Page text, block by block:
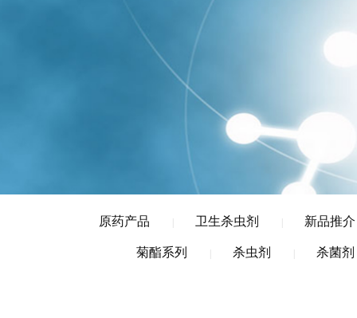
原药产品 卫生杀虫剂 新品推介
菊酯系列 杀虫剂 杀菌剂